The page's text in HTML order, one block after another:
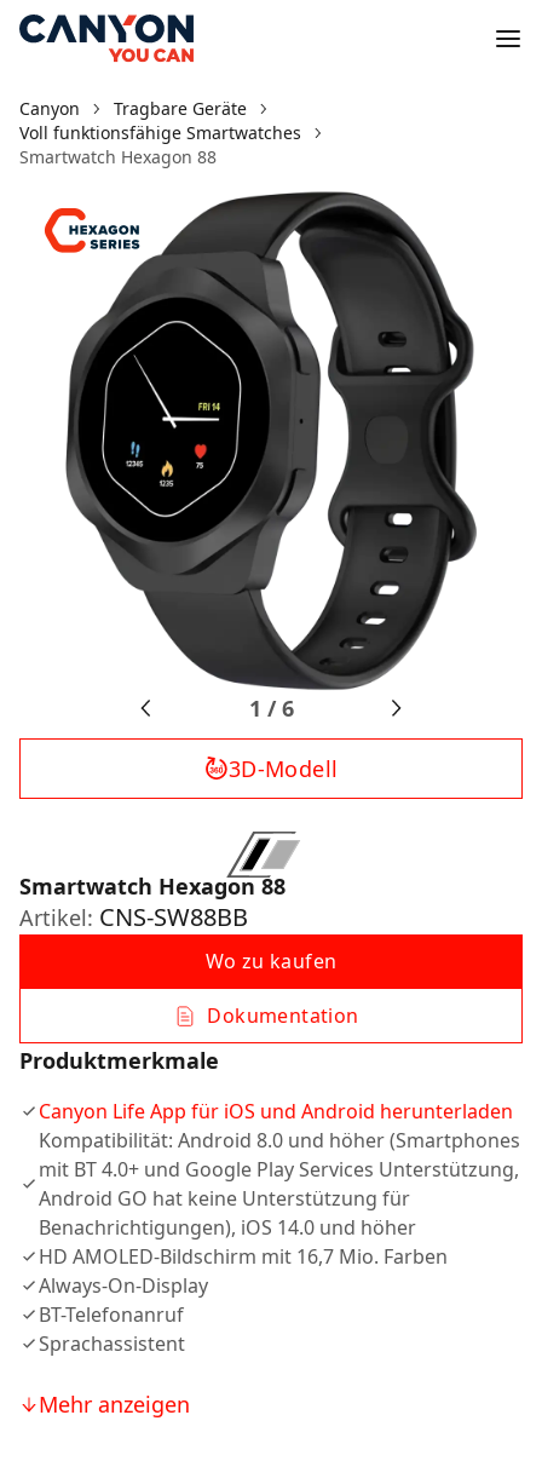
Canyon
Tragbare Geräte
Voll funktionsfähige Smartwatches
Smartwatch Hexagon 88
1 /6
3D-Modell
Smartwatch Hexagon 88
Artikel: CNS-SW88BB
Wo zu kaufen
Dokumentation
Produktmerkmale
Canyon Life App für iOS und Android herunterladen
Kompatibilität: Android 8.0 und höher (Smartphones
mit BT 4.0+ und Google Play Services Unterstützung,
Android GO hat keine Unterstützung für
Benachrichtigungen), iOS 14.0 und höher
HD AMOLED-Bildschirm mit 16,7 Mio. Farben
Always-On-Display
BT-Telefonanruf
Sprachassistent
Mehr anzeigen